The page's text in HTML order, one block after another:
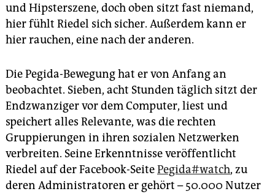
und Hipsterszene, doch oben sitzt fast niemand,
hier fühlt Riedel sich sicher. Außerdem kann er
hier rauchen, eine nach der anderen.
Die Pegida-Bewegung hat er von Anfang an
beobachtet. Sieben, acht Stunden täglich sitzt der
Endzwanziger vor dem Computer, liest und
speichert alles Relevante, was die rechten
Gruppierungen in ihren sozialen Netzwerken
verbreiten. Seine Erkenntnisse veröffentlicht
Riedel auf der Facebook-SeitePegida#watch, zu
deren Administratoren er gehört – 50.000 Nutzer